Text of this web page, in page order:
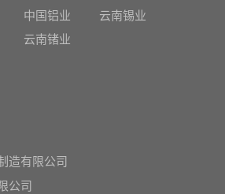
中国铝业
云南锡业
云南锗业
造有限公司
公司